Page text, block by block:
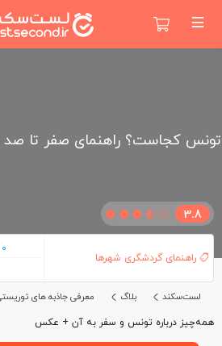
تونس کجاست؟ راهنمای صفر تا
3.8
راهنمای گردشگری شهرها
0
لست‌سکند بلاگ معرفی جاذبه های
همه‌چیز درباره تونس و سفر به آن + عکس